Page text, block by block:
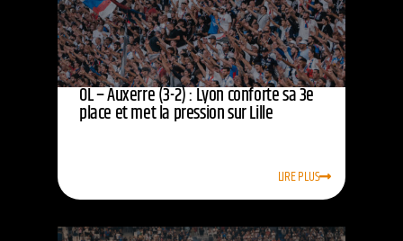
OL – Auxerre (3-2) : Lyon conforte sa 3e
place et met la pression sur Lille
LIRE PLUS